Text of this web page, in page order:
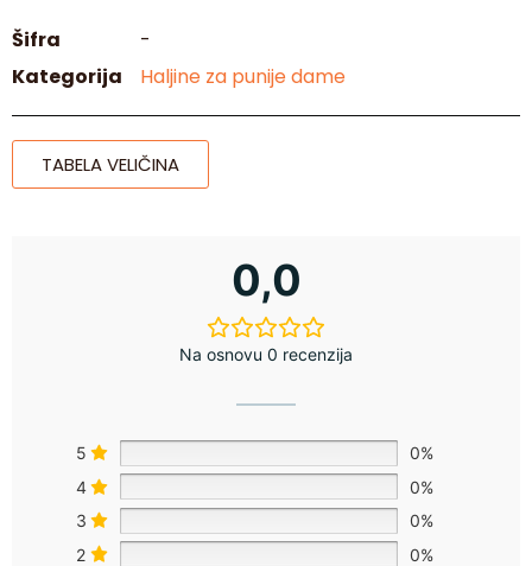
Šifra
-
Kategorija
Haljine za punije dame
TABELA VELIČINA
0,0
Na osnovu 0 recenzija
5
0%
4
0%
3
0%
2
0%